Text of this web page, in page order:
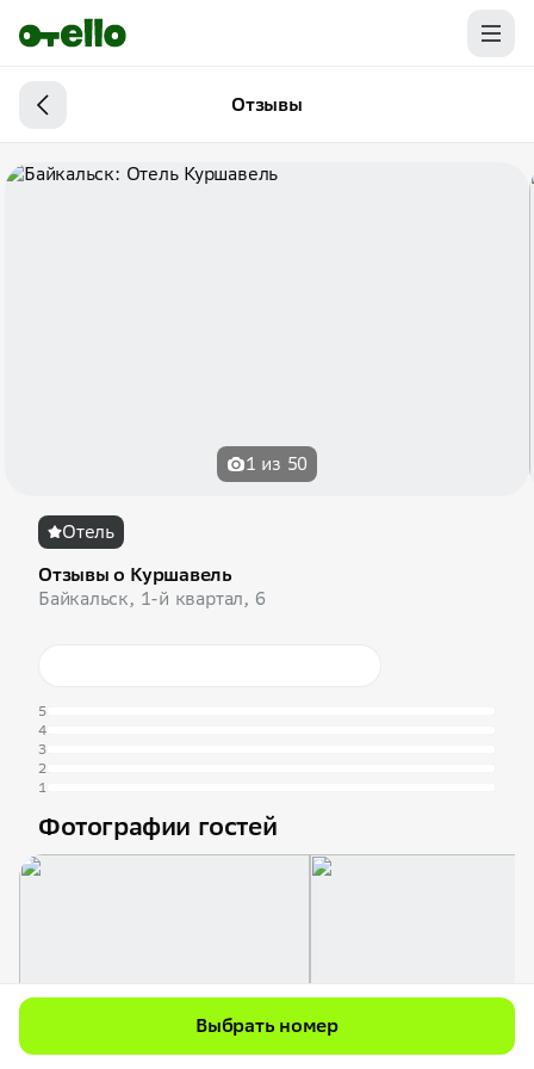
Отзывы
1 из 50
Отель
Отзывы о Куршавель
Байкальск, 1-й квартал, 6
5
4
3
2
1
Фотографии гостей
Выбрать номер